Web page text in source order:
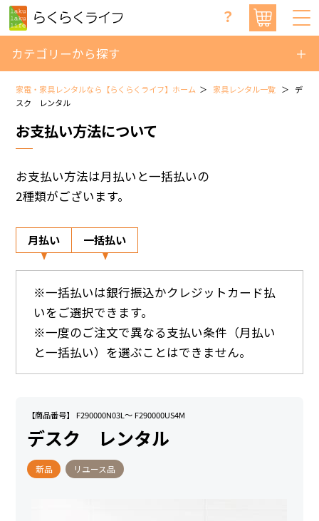
？
カテゴリーから探す
家電・家具レンタルなら【らくらくライフ】ホーム 家具レンタル一覧
デ
スク レンタル
お支払い方法について
お支払い方法は月払いと一括払いの
2種類がございます。
月払い 一括払い
※一括払いは銀行振込かクレジットカード払
いをご選択できます。
※一度のご注文で異なる支払い条件（月払い
と一括払い）を選ぶことはできません。
【商品番号】 F290000N03L～ F290000US4M
デスク レンタル
新品 リユース品